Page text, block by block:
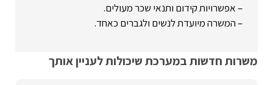
– אפשרויות קידום ותנאי שכר מעולים.
– המשרה מיועדת לנשים ולגברים כאחד.
משרות חדשות במערכת שיכולות לעניין אותך